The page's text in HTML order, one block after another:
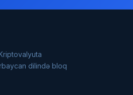
dilində bloq